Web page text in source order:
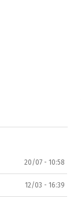
20/07 - 10:58
12/03 - 16:39